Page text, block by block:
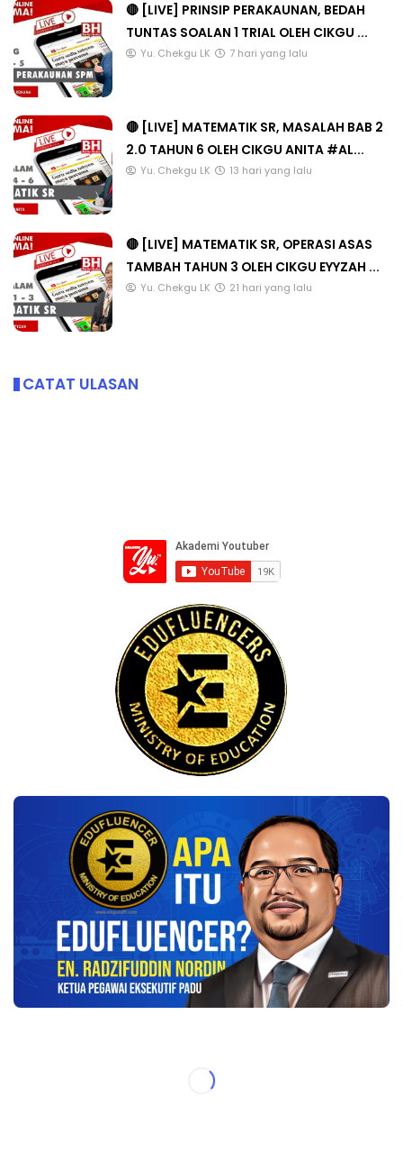
🔴 [LIVE] PRINSIP PERAKAUNAN, BEDAH
TUNTAS SOALAN 1 TRIAL OLEH CIKGU ...
Yu. Chekgu LK 7 hari yang lalu
🔴 [LIVE] MATEMATIK SR, MASALAH BAB 2
2.0 TAHUN 6 OLEH CIKGU ANITA #AL...
Yu. Chekgu LK 13 hari yang lalu
🔴 [LIVE] MATEMATIK SR, OPERASI ASAS
TAMBAH TAHUN 3 OLEH CIKGU EYYZAH ...
Yu. Chekgu LK 21 hari yang lalu
CATAT ULASAN